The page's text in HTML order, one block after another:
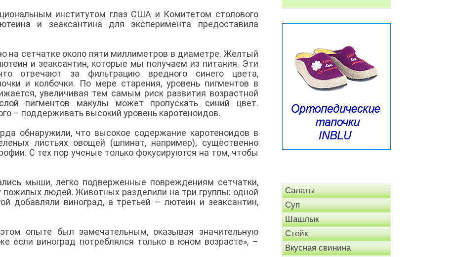
институтом глаз США и Комитетом столового
и зеаксантина для эксперимента предоставила
на сетчатке около пяти миллиметров в диаметре. Желтый
и зеаксантин, которые мы получаем из питания. Эти
отвечают за фильтрацию вредного синего цвета,
и колбочки. По мере старения, уровень пигментов в
увеличивая тем самым риск развития возрастной
пигментов макулы может пропускать синий цвет.
– поддерживать высокий уровень каротеноидов.
обнаружили, что высокое содержание каротеноидов в
листьях овощей (шпинат, например), существенно
С тех пор ученые только фокусируются на том, чтобы
мыши, легко подверженные повреждениям сетчатки,
пожилых людей. Животных разделили на три группы: одной
добавляли виноград, а третьей – лютеин и зеаксантин,
опыте был замечательным, оказывая значительную
если виноград потреблялся только в юном возрасте», –
Салаты
Суп
Шашлык
Стейк
Вкусная свинина